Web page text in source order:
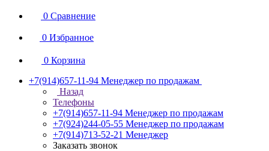
0 Сравнение
0 Избранное
0 Корзина
+7(914)657-11-94 Менеджер по продажам
Назад
Телефоны
+7(914)657-11-94 Менеджер по продажам
+7(924)244-05-55 Менеджер по продажам
+7(914)713-52-21 Менеджер
Заказать звонок